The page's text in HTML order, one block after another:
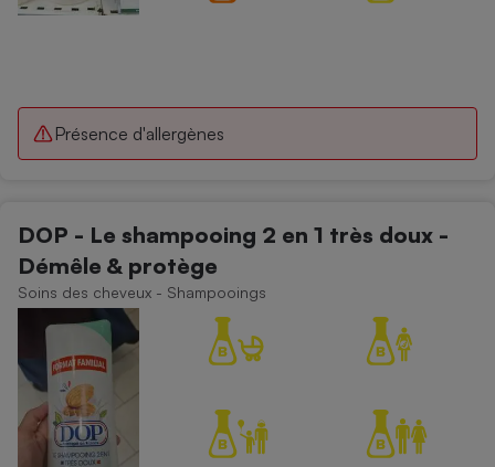
Présence d'allergènes
DOP - Le shampooing 2 en 1 très doux -
Démêle & protège
Soins des cheveux - Shampooings